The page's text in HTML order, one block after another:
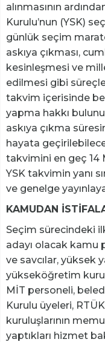
alınmasının
Kurulu’nun (YSK)
günlük seçim
askıya çıkması,
kesinleşmesi ve
edilmesi gibi
takvim içerisinde
yapma hakkı
askıya çıkma
hayata
takvimini en geç 14
YSK takvimin yanı
ve genelge
KAMUDAN
Seçim sürecindeki
adayı olacak kamu
ve savcılar, yüksek
yükseköğretim
MİT personeli,
Kurulu üyeleri,
kuruluşlarının
yaptıkları hizmet